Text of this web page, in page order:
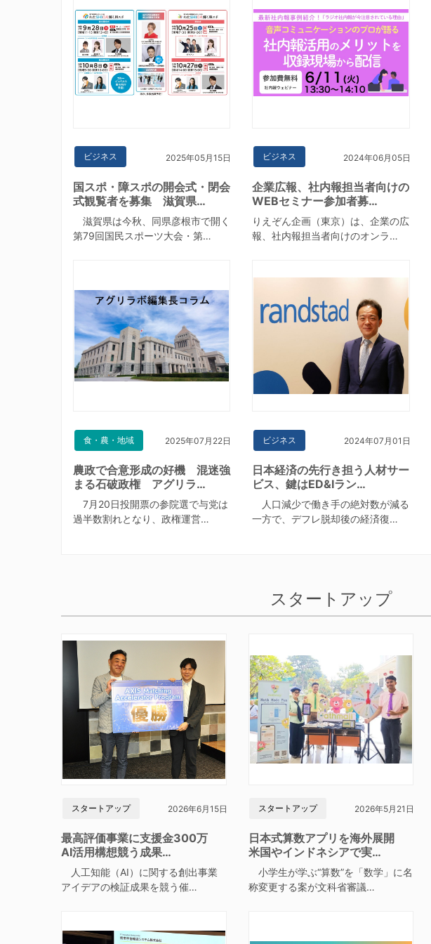
ビジネス 2025年05月15日
国スポ・障スポの開会式・閉会
式観覧者を募集 滋賀県…
滋賀県は今秋、同県彦根市で開く
第79回国民スポーツ大会・第…
ビジネス 2024年06月05日
企業広報、社内報担当者向けの
WEBセミナー参加者募…
りえぞん企画（東京）は、企業の広
報、社内報担当者向けのオンラ…
食・農・地域 2025年07月22日
農政で合意形成の好機 混迷強
まる石破政権 アグリラ…
7月20日投開票の参院選で与党は
過半数割れとなり、政権運営…
ビジネス 2024年07月01日
日本経済の先行き担う人材サー
ビス、鍵はED&Iラン…
人口減少で働き手の絶対数が減る
一方で、デフレ脱却後の経済復…
スタートアップ
スタートアップ 2026年6月15日
最高評価事業に支援金300万
AI活用構想競う成果…
人工知能（AI）に関する創出事業
アイデアの検証成果を競う催…
スタートアップ 2026年5月21日
日本式算数アプリを海外展開
米国やインドネシアで実…
小学生が学ぶ“算数”を「数学」に名
称変更する案が文科省審議…